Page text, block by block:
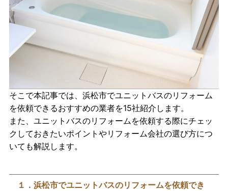
そこで本記事では、浜松市でユニットバスのリフォーム
を依頼できるおすすめの業者を15社紹介します。
また、ユニットバスのリフォームを依頼する際にチェッ
クしておきたいポイントやリフォーム会社の選び方につ
いても解説します。
１．浜松市でユニットバスのリフォームを依頼でき